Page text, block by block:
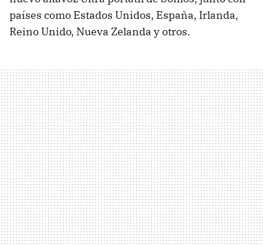
países como Estados Unidos, España, Irlanda,
Reino Unido, Nueva Zelanda y otros.